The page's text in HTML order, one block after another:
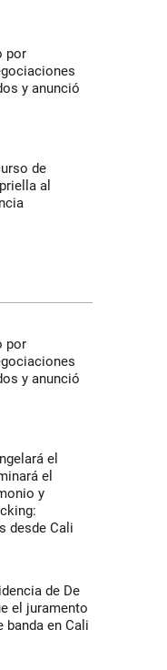
por
y anunció
de
al
por
y anunció
el
el
y
desde Cali
de De
el juramento
en Cali